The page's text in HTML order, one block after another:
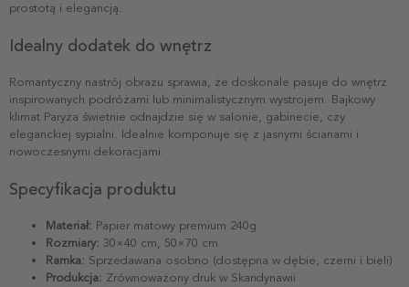
prostotą i elegancją.
Idealny dodatek do wnętrz
Romantyczny nastrój obrazu sprawia, że doskonale pasuje do wnętrz
inspirowanych podróżami lub minimalistycznym wystrojem. Bajkowy
klimat Paryża świetnie odnajdzie się w salonie, gabinecie, czy
eleganckiej sypialni. Idealnie komponuje się z jasnymi ścianami i
nowoczesnymi dekoracjami.
Specyfikacja produktu
Materiał: Papier matowy premium 240g
Rozmiary: 30×40 cm, 50×70 cm
Ramka: Sprzedawana osobno (dostępna w dębie, czerni i bieli)
Produkcja: Zrównoważony druk w Skandynawii